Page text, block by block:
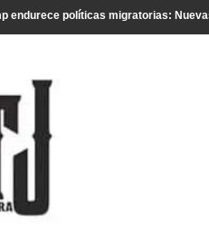
endurece políticas migratorias: